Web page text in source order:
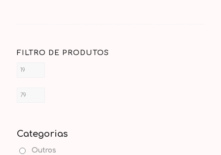
FILTRO DE PRODUTOS
Categorias
Outros